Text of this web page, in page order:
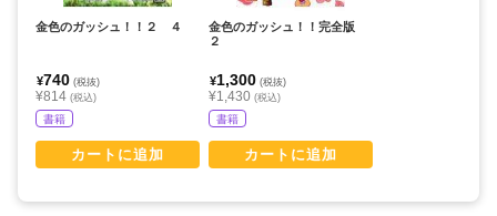
金色のガッシュ！！２ ４
¥740 (税抜)
¥814 (税込)
書籍
カートに追加
金色のガッシュ！！完全版
２
¥1,300 (税抜)
¥1,430 (税込)
書籍
カートに追加